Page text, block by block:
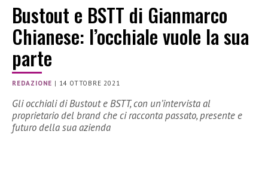
Bustout e BSTT di Gianmarco
Chianese: l’occhiale vuole la sua
parte
REDAZIONE | 14 OTTOBRE 2021
Gli occhiali di Bustout e BSTT, con un’intervista al
proprietario del brand che ci racconta passato, presente e
futuro della sua azienda